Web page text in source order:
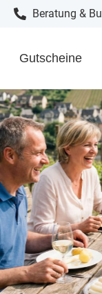
Beratung &
Gutscheine